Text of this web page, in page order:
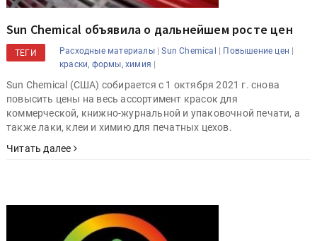
Sun Chemical объявила о дальнейшем росте цен
ТЕГИ Расходные материалы|Sun Chemical | Повышение цен |
краски, формы, химия |
Sun Chemical (США) собирается с 1 октября 2021 г. снова
повысить цены на весь ассортимент красок для
коммерческой, книжно-журнальной и упаковочной печати, а
также лаки, клеи и химию для печатных цехов.
Читать далее